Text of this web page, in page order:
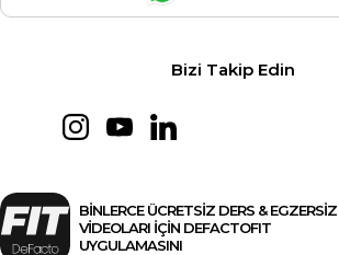
Bizi Takip Edin
BİNLERCE ÜCRETSİZ DERS & EGZERSİZ
VİDEOLARI İÇİN DEFACTOFIT
UYGULAMASINI